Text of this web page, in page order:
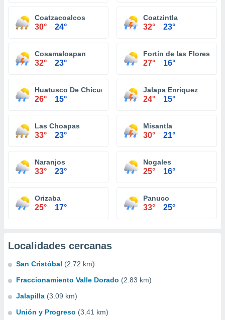
Coatzacoalcos
30° 24°
Coatzintla
32° 23°
Cosamaloapan
32° 23°
Fortín de las Flores
27° 16°
Huatusco De Chicuellar
26° 15°
Jalapa Enriquez
24° 15°
Las Choapas
33° 23°
Misantla
30° 21°
Naranjos
33° 23°
Nogales
25° 16°
Orizaba
25° 17°
Panuco
33° 25°
Localidades cercanas
San Cristóbal (2.72 km)
Fraccionamiento Valle Dorado (2.83 km)
Jalapilla (3.09 km)
Unión y Progreso (3.41 km)